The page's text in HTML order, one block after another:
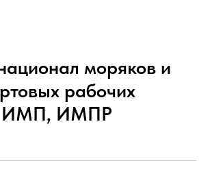
моряков и
рабочих
ИМП, ИМПР